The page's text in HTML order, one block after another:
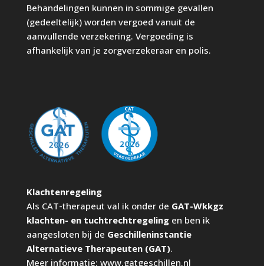
Behandelingen kunnen in sommige gevallen
(gedeeltelijk) worden vergoed vanuit de
aanvullende verzekering. Vergoeding is
afhankelijk van je zorgverzekeraar en polis.
Klachtenregeling
Als CAT-therapeut val ik onder de GAT-Wkkgz
klachten- en tuchtrechtregelingen ben ik
aangesloten bij de Geschilleninstantie
Alternatieve Therapeuten (GAT).
Meer informatie: www.gatgeschillen.nl